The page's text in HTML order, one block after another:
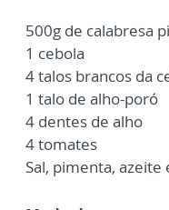
500g de calabresa
1 cebola
4 talos brancos da
1 talo de alho-poró
4 dentes de alho
4 tomates
Sal, pimenta, azeite